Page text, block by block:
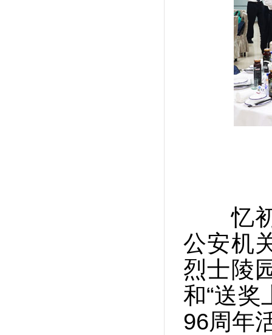
忆
公安机
烈士陵
和“送奖
96周年